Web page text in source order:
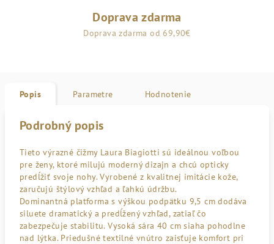
Doprava zdarma
Doprava zdarma od 69,90€
Popis Parametre Hodnotenie
Podrobný popis
Tieto výrazné čižmy Laura Biagiotti sú ideálnou voľbou
pre ženy, ktoré milujú moderný dizajn a chcú opticky
predĺžiť svoje nohy. Vyrobené z kvalitnej imitácie kože,
zaručujú štýlový vzhľad a ľahkú údržbu.
Dominantná platforma s výškou podpätku 9,5 cm dodáva
siluete dramatický a predĺžený vzhľad, zatiaľ čo
zabezpečuje stabilitu. Vysoká sára 40 cm siaha pohodlne
nad lýtka. Priedušné textilné vnútro zaisťuje komfort pri